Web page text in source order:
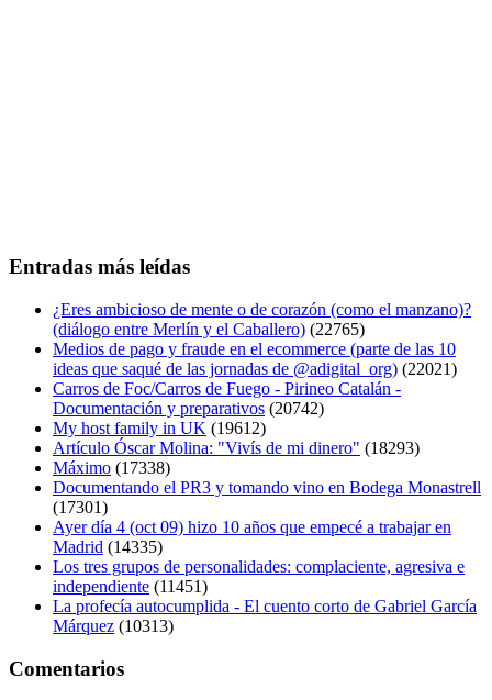
Entradas más leídas
¿Eres ambicioso de mente o de corazón (como el manzano)?
(diálogo entre Merlín y el Caballero) (22765)
Medios de pago y fraude en el ecommerce (parte de las 10
ideas que saqué de las jornadas de @adigital_org) (22021)
Carros de Foc/Carros de Fuego - Pirineo Catalán -
Documentación y preparativos (20742)
My host family in UK (19612)
Artículo Óscar Molina: "Vivís de mi dinero" (18293)
Máximo (17338)
Documentando el PR3 y tomando vino en Bodega Monastrell
(17301)
Ayer día 4 (oct 09) hizo 10 años que empecé a trabajar en
Madrid (14335)
Los tres grupos de personalidades: complaciente, agresiva e
independiente (11451)
La profecía autocumplida - El cuento corto de Gabriel García
Márquez (10313)
Comentarios